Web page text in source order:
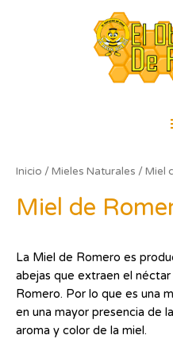
Inicio /Mieles Naturales / Miel
Miel de
La Miel de Romero es
abejas que extraen el
Romero. Por lo que es una
en una mayor presencia de
aroma y color de la miel.